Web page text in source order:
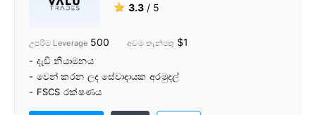
★ 3.3 / 5
උපරිම Leverage 500 අවම තැන්පතු $1
- දැඩි නියාමනය
- වෙන් කරන ලද සේවාදායක අරමුදල්
- FSCS රක්ෂණය